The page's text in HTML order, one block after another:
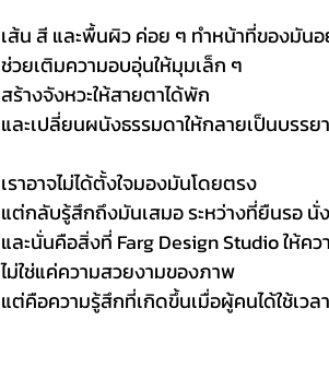
เส้น สี และพื้นผิว ค่อย ๆ ทำหน้าที่ของมันอ
ช่วยเติมความอบอุ่นให้มุมเล็ก ๆ
สร้างจังหวะให้สายตาได้พัก
และเปลี่ยนผนังธรรมดาให้กลายเป็นบรร
เราอาจไม่ได้ตั้งใจมองมันโดยตรง
แต่กลับรู้สึกถึงมันเสมอ ระหว่างที่ยืนรอ
และนั่นคือสิ่งที่ Farg Design Studio ให้
ไม่ใช่แค่ความสวยงามของภาพ
แต่คือความรู้สึกที่เกิดขึ้นเมื่อผู้คนได้ใช้เว